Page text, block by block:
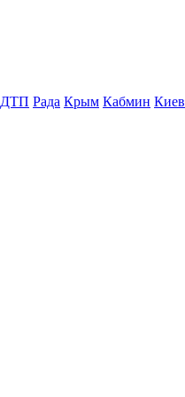
ДТП Рада Крым Кабмин Киев